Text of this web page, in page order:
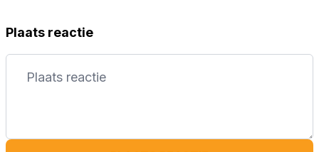
Plaats reactie